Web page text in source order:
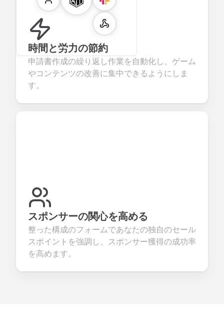
時間と労力の節約
申請書作成の繰り返し作業を自動化し、ゲーム
やコンテンツの改善に集中できるようにしま
す。
スポンサーの関心を高める
整った構成のフォームであなたの独自のセール
スポイントを強調し、スポンサー獲得の成功率
を高めます。